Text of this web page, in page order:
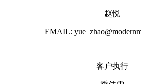
赵悦
EMAIL:
客户执行